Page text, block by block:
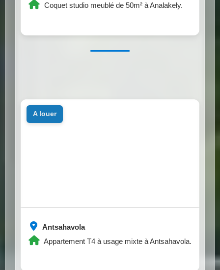
Coquet studio meublé de 50m² à Analakely.
Antsahavola
Appartement T4 à usage mixte à Antsahavola.
a louer